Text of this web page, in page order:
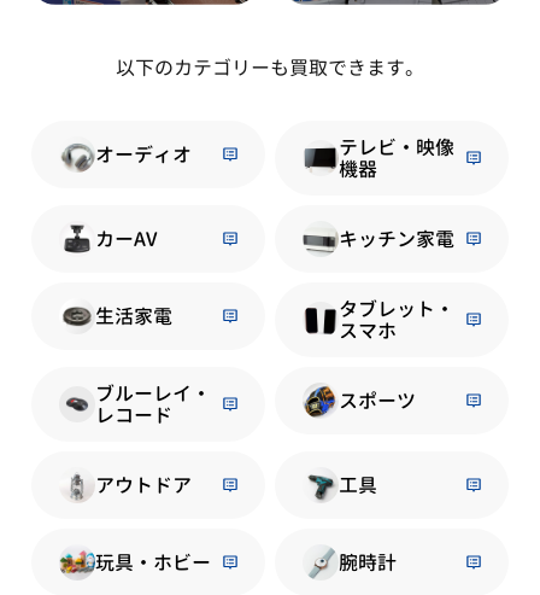
以下のカテゴリーも買取できます。
オーディオ
テレビ・映像
機器
カーAV キッチン家電
生活家電
タブレット・
スマホ
ブルーレイ・
レコード
スポーツ
アウトドア 工具
玩具・ホビー 腕時計